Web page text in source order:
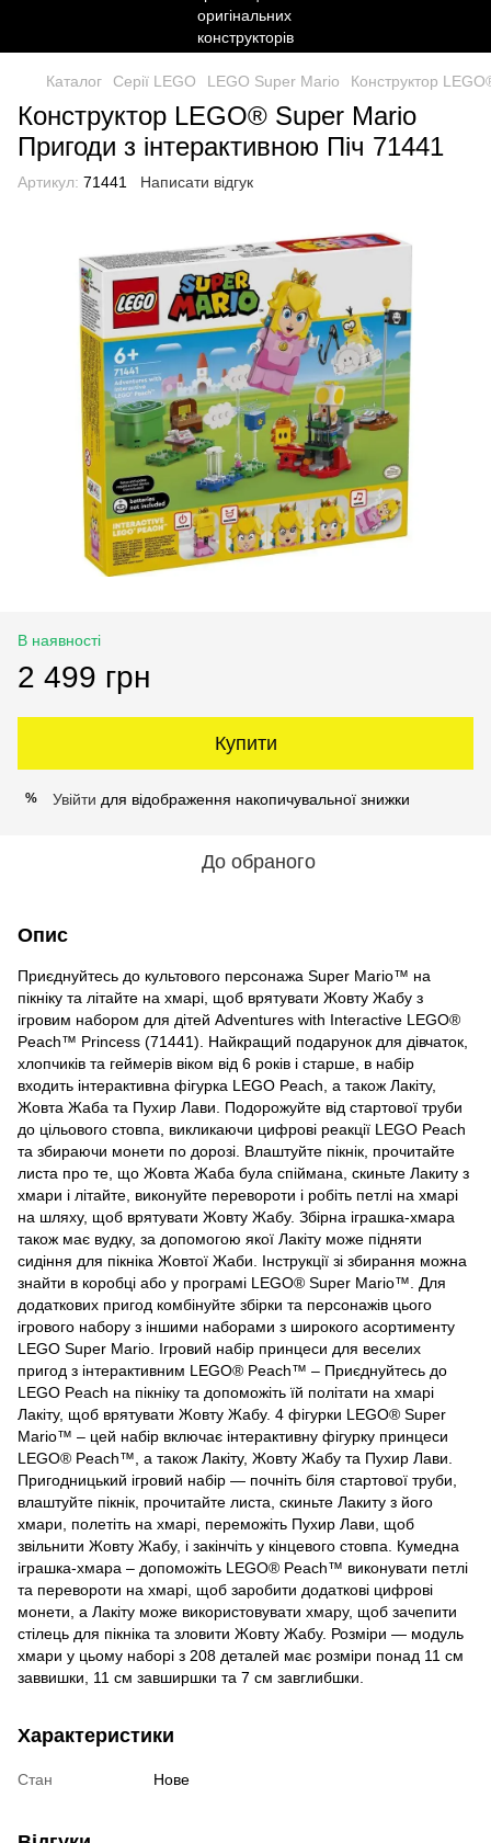
Каталог Серії LEGO LEGO Super Mario Конструктор
Конструктор LEGO® Super Mario
Пригоди з інтерактивною Піч 71441
Артикул: 71441 Написати відгук
В наявності
2 499 грн
Купити
% Увійти для відображення накопичувальної знижки
До обраного
Опис
Приєднуйтесь до культового персонажа Super Mario™ на
пікніку та літайте на хмарі, щоб врятувати Жовту Жабу з
ігровим набором для дітей Adventures with Interactive LEGO®
Peach™ Princess (71441). Найкращий подарунок для дівчаток,
хлопчиків та геймерів віком від 6 років і старше, в набір
входить інтерактивна фігурка LEGO Peach, а також Лакіту,
Жовта Жаба та Пухир Лави. Подорожуйте від стартової труби
до цільового стовпа, викликаючи цифрові реакції LEGO Peach
та збираючи монети по дорозі. Влаштуйте пікнік, прочитайте
листа про те, що Жовта Жаба була спіймана, скиньте Лакиту з
хмари і літайте, виконуйте перевороти і робіть петлі на хмарі
на шляху, щоб врятувати Жовту Жабу. Збірна іграшка-хмара
також має вудку, за допомогою якої Лакіту може підняти
сидіння для пікніка Жовтої Жаби. Інструкції зі збирання можна
знайти в коробці або у програмі LEGO® Super Mario™. Для
додаткових пригод комбінуйте збірки та персонажів цього
ігрового набору з іншими наборами з широкого асортименту
LEGO Super Mario. Ігровий набір принцеси для веселих
пригод з інтерактивним LEGO® Peach™ – Приєднуйтесь до
LEGO Peach на пікніку та допоможіть їй політати на хмарі
Лакіту, щоб врятувати Жовту Жабу. 4 фігурки LEGO® Super
Mario™ – цей набір включає інтерактивну фігурку принцеси
LEGO® Peach™, а також Лакіту, Жовту Жабу та Пухир Лави.
Пригодницький ігровий набір — почніть біля стартової труби,
влаштуйте пікнік, прочитайте листа, скиньте Лакиту з його
хмари, полетіть на хмарі, переможіть Пухир Лави, щоб
звільнити Жовту Жабу, і закінчіть у кінцевого стовпа. Кумедна
іграшка-хмара – допоможіть LEGO® Peach™ виконувати петлі
та перевороти на хмарі, щоб заробити додаткові цифрові
монети, а Лакіту може використовувати хмару, щоб зачепити
стілець для пікніка та зловити Жовту Жабу. Розміри — модуль
хмари у цьому наборі з 208 деталей має розміри понад 11 см
заввишки, 11 см завширшки та 7 см завглибшки.
Характеристики
Стан Нове